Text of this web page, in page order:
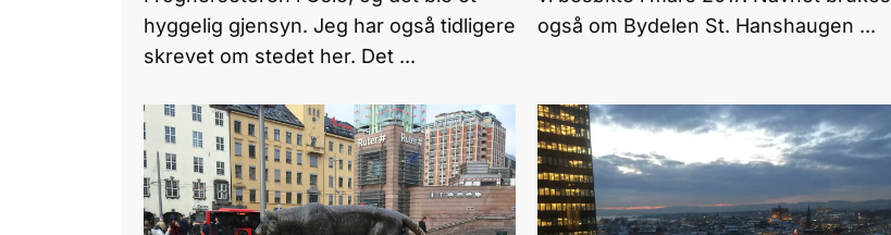
hyggelig gjensyn. Jeg har også tidligere
skrevet om stedet her. Det ...
også om Bydelen St. Hanshaugen ...